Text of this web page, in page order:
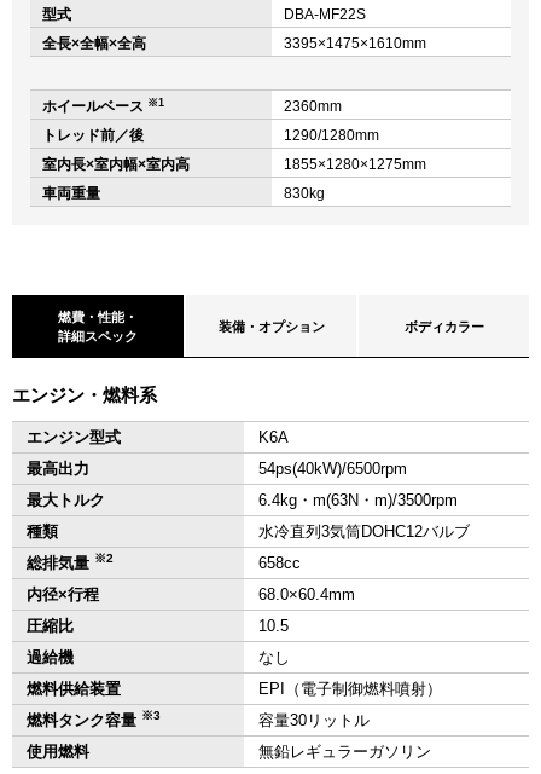
型式
DBA-MF22S
全長×全幅×全高
3395×1475×1610mm
ホイールベース ※1
2360mm
トレッド前／後
1290/1280mm
室内長×室内幅×室内高
1855×1280×1275mm
車両重量
830kg
燃費・性能・
詳細スペック
装備・オプション ボディカラー
エンジン・燃料系
エンジン型式
K6A
最高出力
54ps(40kW)/6500rpm
最大トルク
6.4kg・m(63N・m)/3500rpm
種類
水冷直列3気筒DOHC12バルブ
総排気量 ※2
658cc
内径×行程
68.0×60.4mm
圧縮比
10.5
過給機
なし
燃料供給装置
EPI（電子制御燃料噴射）
燃料タンク容量 ※3
容量30リットル
使用燃料
無鉛レギュラーガソリン